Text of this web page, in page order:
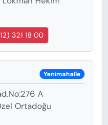
321 18 00
Yenimahalle
A
Ortadoğu